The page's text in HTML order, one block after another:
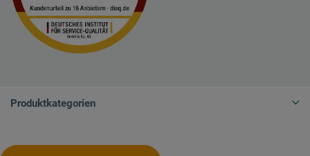
Produktkategorien